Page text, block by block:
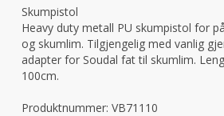
Skumpistol
Heavy duty metall PU skumpistol for
og skumlim. Tilgjengelig med vanlig
adapter for Soudal fat til skumlim.
100cm.
Produktnummer: VB71110